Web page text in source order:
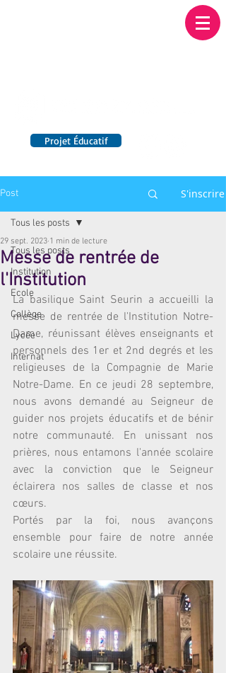
Projet Éducatif
Post S'inscrire
Tous les posts
Institution
Ecole
Collège
Lycée
Internat
Tous les posts
Messe de rentrée de
l'Institution
29 sept. 2023 1 min de lecture
La basilique Saint Seurin a accueilli la
messe de rentrée de l'Institution Notre-
Dame, réunissant élèves enseignants et
personnels des 1er et 2nd degrés et les
religieuses de la Compagnie de Marie
Notre-Dame. En ce jeudi 28 septembre,
nous avons demandé au Seigneur de
guider nos projets éducatifs et de bénir
notre communauté. En unissant nos
prières, nous entamons l'année scolaire
avec la conviction que le Seigneur
éclairera nos salles de classe et nos
cœurs.
Portés par la foi, nous avançons
ensemble pour faire de notre année
scolaire une réussite.